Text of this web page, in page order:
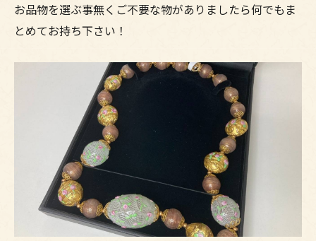
お品物を選ぶ事無くご不要な物がありましたら何でもま
とめてお持ち下さい！